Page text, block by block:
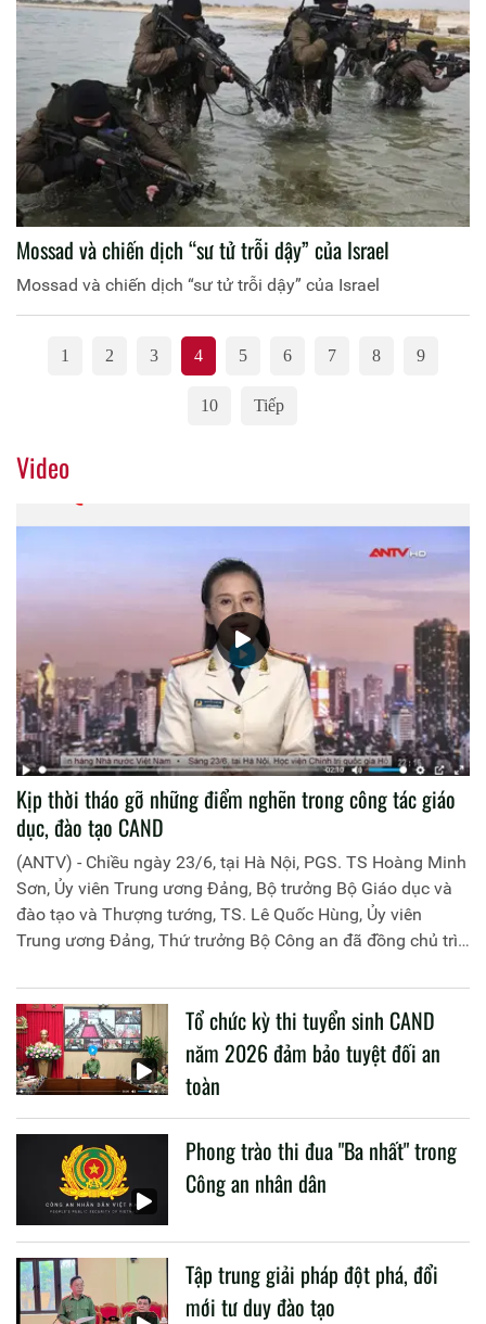
Mossad và chiến dịch “sư tử trỗi dậy” của Israel
Mossad và chiến dịch “sư tử trỗi dậy” của Israel
1 2 3 4 5 6 7 8 9
10 Tiếp
Video
Kịp thời tháo gỡ những điểm nghẽn trong công tác giáo
dục, đào tạo CAND
(ANTV) - Chiều ngày 23/6, tại Hà Nội, PGS. TS Hoàng Minh
Sơn, Ủy viên Trung ương Đảng, Bộ trưởng Bộ Giáo dục và
đào tạo và Thượng tướng, TS. Lê Quốc Hùng, Ủy viên
Trung ương Đảng, Thứ trưởng Bộ Công an đã đồng chủ trì
liên quan đến công tác giáo dục và đào tạo của lực lượng
CAND.
Tổ chức kỳ thi tuyển sinh CAND
năm 2026 đảm bảo tuyệt đối an
toàn
Phong trào thi đua "Ba nhất" trong
Công an nhân dân
Tập trung giải pháp đột phá, đổi
mới tư duy đào tạo